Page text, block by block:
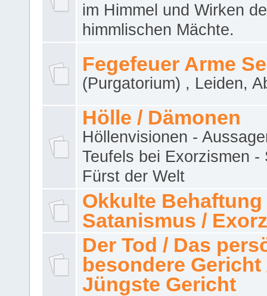
im Himmel und Wirken
himmlischen Mächte.
Fegefeuer Arme
(Purgatorium) , Leiden,
Hölle / Dämonen
Höllenvisionen -
Teufels bei Exorzismen -
Fürst der Welt
Okkulte Behaftung
Satanismus /
Der Tod / Das
besondere Gericht
Jüngste Gericht